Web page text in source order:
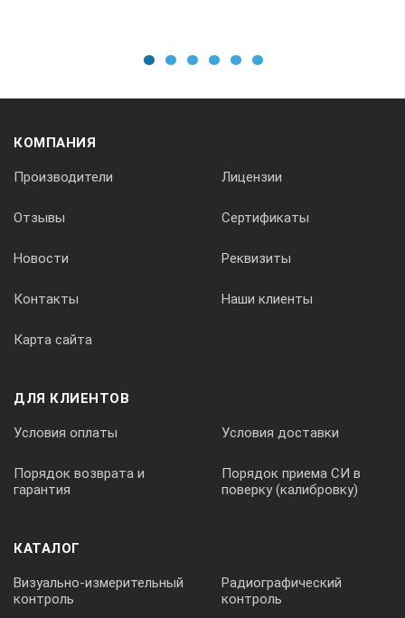
КОМПАНИЯ
Производители Лицензии
Отзывы Сертификаты
Новости Реквизиты
Контакты Наши клиенты
Карта сайта
ДЛЯ КЛИЕНТОВ
Условия оплаты Условия доставки
Порядок возврата и
гарантия
Порядок приема СИ в
поверку (калибровку)
КАТАЛОГ
Визуально-измерительный
контроль
Радиографический
контроль